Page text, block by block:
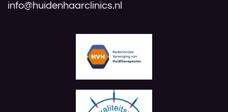
info@huidenhaarclinics.nl